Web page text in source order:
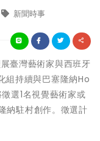
新聞時事
臺灣藝術家與西班牙
組持續與巴塞隆納Ho
選1名視覺藝術家或
納駐村創作。徵選計